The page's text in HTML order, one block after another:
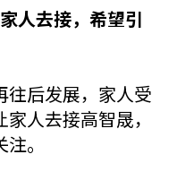
人去接，希望引
后发展，家人受
人去接高智晟，
。